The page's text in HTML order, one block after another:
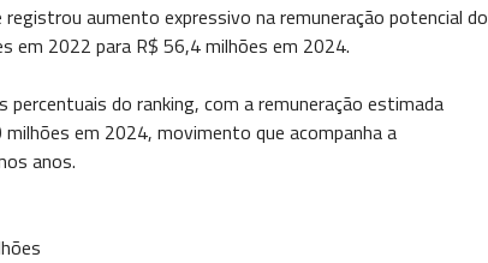
aumento expressivo na remuneração potencial do
em 2022 para R$ 56,4 milhões em 2024.
do ranking, com a remuneração estimada
em 2024, movimento que acompanha a
anos.